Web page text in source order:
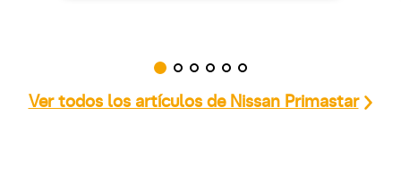
Ver todos los artículos de Nissan Primastar